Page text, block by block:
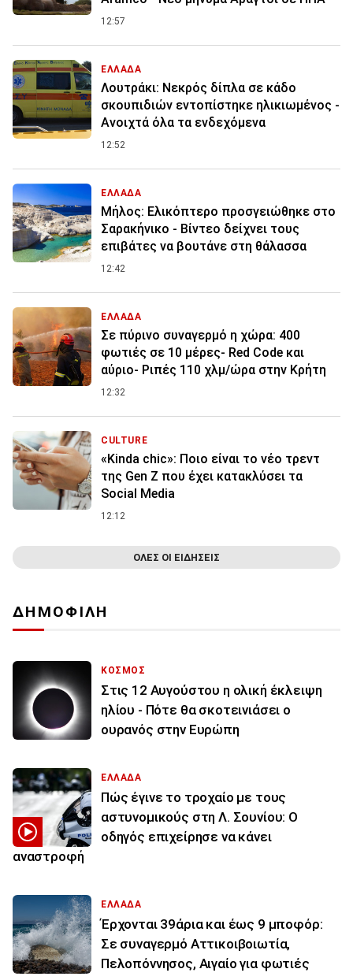
12:57
ΕΛΛΑΔΑ
Λουτράκι: Νεκρός δίπλα σε κάδο
σκουπιδιών εντοπίστηκε ηλικιωμένος -
Ανοιχτά όλα τα ενδεχόμενα
12:52
ΕΛΛΑΔΑ
Μήλος: Ελικόπτερο προσγειώθηκε στο
Σαρακήνικο - Βίντεο δείχνει τους
επιβάτες να βουτάνε στη θάλασσα
12:42
ΕΛΛΑΔΑ
Σε πύρινο συναγερμό η χώρα: 400
φωτιές σε 10 μέρες- Red Code και
αύριο- Ριπές 110 χλμ/ώρα στην Κρήτη
12:32
CULTURE
«Kinda chic»: Ποιο είναι το νέο τρεντ
της Gen Z που έχει κατακλύσει τα
Social Media
12:12
ΟΛΕΣ ΟΙ ΕΙΔΗΣΕΙΣ
ΔΗΜΟΦΙΛΗ
ΚΟΣΜΟΣ
Στις 12 Αυγούστου η ολική έκλειψη
ηλίου - Πότε θα σκοτεινιάσει ο
ουρανός στην Ευρώπη
ΕΛΛΑΔΑ
Πώς έγινε το τροχαίο με τους
αστυνομικούς στη Λ. Σουνίου: Ο
οδηγός επιχείρησε να κάνει
αναστροφή
ΕΛΛΑΔΑ
Έρχονται 39άρια και έως 9 μποφόρ:
Σε συναγερμό Αττικοιβοιωτία,
Πελοπόννησος, Αιγαίο για φωτιές